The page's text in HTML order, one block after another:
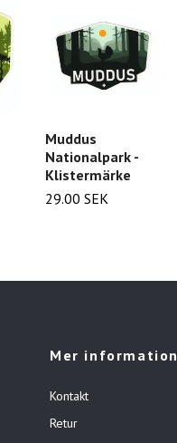
Muddus
Nationalpark -
Klistermärke
29.00 SEK
Mer information
Kontakt
Retur